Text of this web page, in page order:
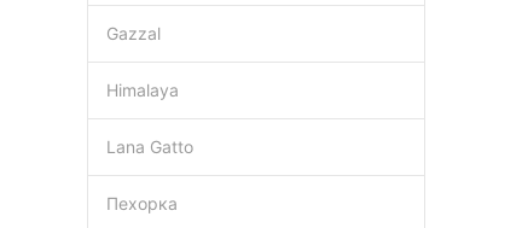
Gazzal
Himalaya
Lana Gatto
Пехорка